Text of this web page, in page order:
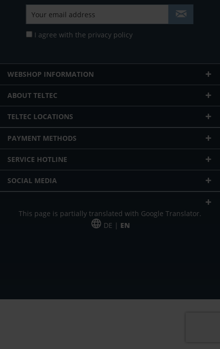
I agree with the privacy policy
WEBSHOP INFORMATION
ABOUT TELTEC
TELTEC LOCATIONS
PAYMENT METHODS
SERVICE HOTLINE
SOCIAL MEDIA
This page is partially translated with Google Translator.
DE | EN